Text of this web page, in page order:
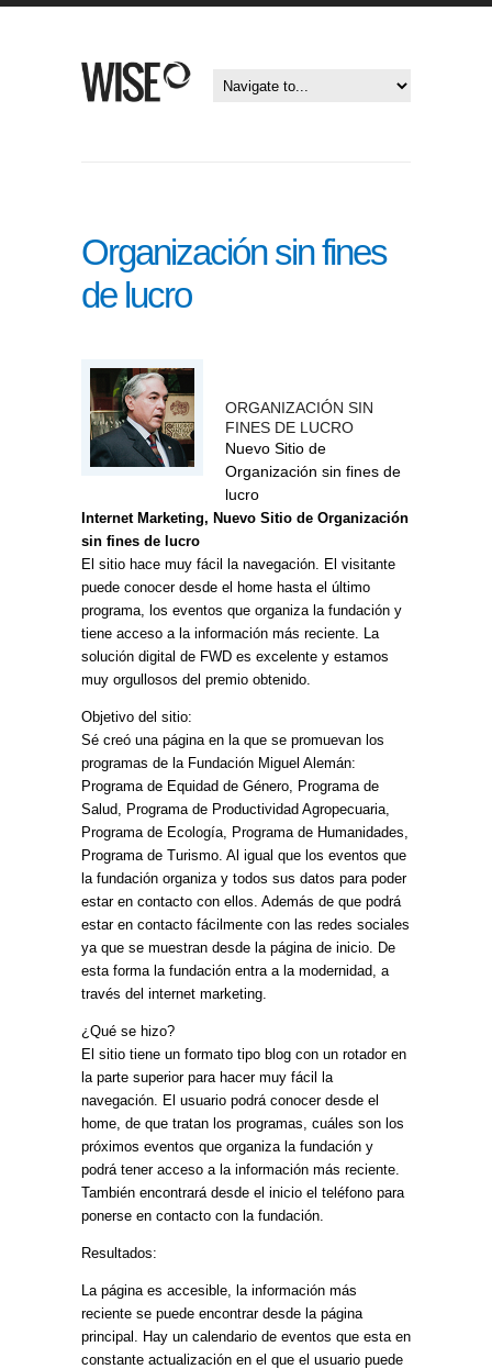
Organización sin fines
de lucro
ORGANIZACIÓN SIN
FINES DE LUCRO
Nuevo Sitio de
Organización sin fines de
lucro
Internet Marketing, Nuevo Sitio de Organización
sin fines de lucro
El sitio hace muy fácil la navegación. El visitante
puede conocer desde el home hasta el último
programa, los eventos que organiza la fundación y
tiene acceso a la información más reciente. La
solución digital de FWD es excelente y estamos
muy orgullosos del premio obtenido.
Objetivo del sitio:
Sé creó una página en la que se promuevan los
programas de la Fundación Miguel Alemán:
Programa de Equidad de Género, Programa de
Salud, Programa de Productividad Agropecuaria,
Programa de Ecología, Programa de Humanidades,
Programa de Turismo. Al igual que los eventos que
la fundación organiza y todos sus datos para poder
estar en contacto con ellos. Además de que podrá
estar en contacto fácilmente con las redes sociales
ya que se muestran desde la página de inicio. De
esta forma la fundación entra a la modernidad, a
través del internet marketing.
¿Qué se hizo?
El sitio tiene un formato tipo blog con un rotador en
la parte superior para hacer muy fácil la
navegación. El usuario podrá conocer desde el
home, de que tratan los programas, cuáles son los
próximos eventos que organiza la fundación y
podrá tener acceso a la información más reciente.
También encontrará desde el inicio el teléfono para
ponerse en contacto con la fundación.
Resultados:
La página es accesible, la información más
reciente se puede encontrar desde la página
principal. Hay un calendario de eventos que esta en
constante actualización en el que el usuario puede